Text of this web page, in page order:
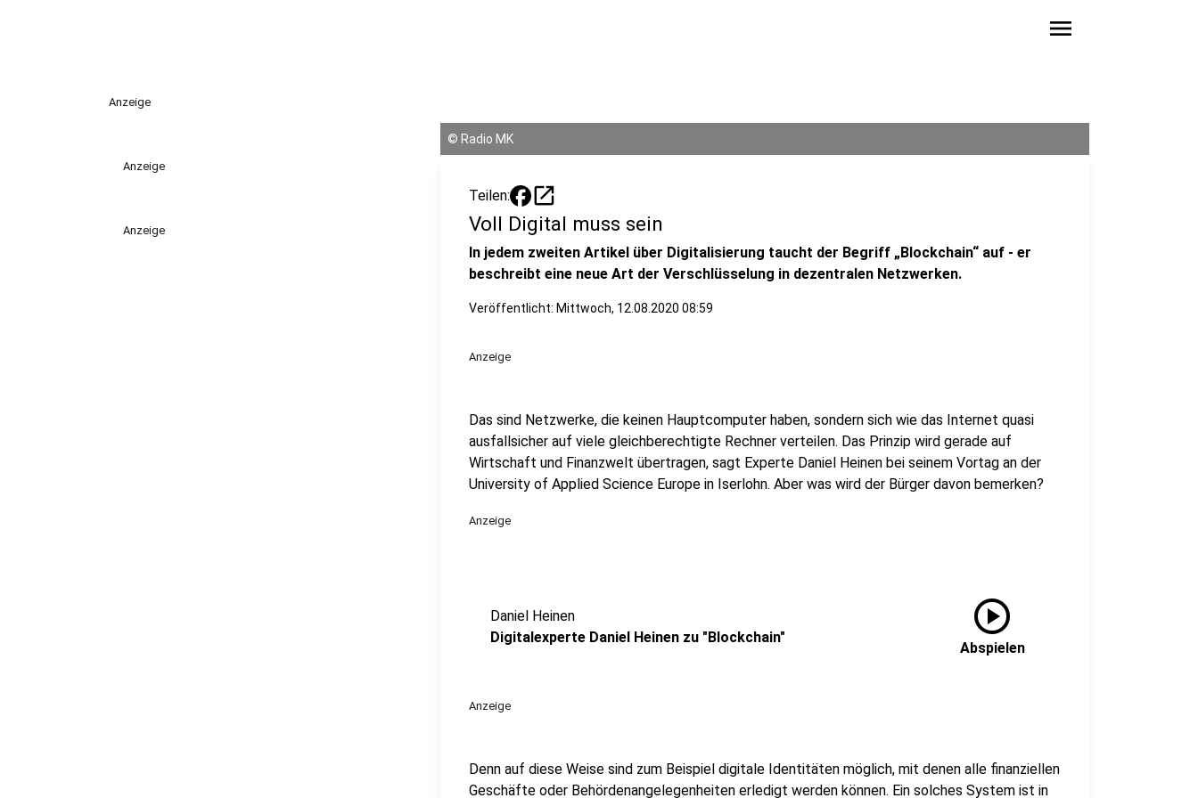
menu
Anzeige
Anzeige
Anzeige
© Radio MK
Teilen: open_in_new
Voll Digital muss sein
In jedem zweiten Artikel über Digitalisierung taucht der Begriff „Blockchain“ auf - er
beschreibt eine neue Art der Verschlüsselung in dezentralen Netzwerken.
Veröffentlicht: Mittwoch, 12.08.2020 08:59
Anzeige
Das sind Netzwerke, die keinen Hauptcomputer haben, sondern sich wie das Internet quasi
ausfallsicher auf viele gleichberechtigte Rechner verteilen. Das Prinzip wird gerade auf
Wirtschaft und Finanzwelt übertragen, sagt Experte Daniel Heinen bei seinem Vortag an der
University of Applied Science Europe in Iserlohn. Aber was wird der Bürger davon bemerken?
Anzeige
Daniel Heinen
Digitalexperte Daniel Heinen zu "Blockchain"
play_circle
Abspielen
Anzeige
Denn auf diese Weise sind zum Beispiel digitale Identitäten möglich, mit denen alle finanziellen
Geschäfte oder Behördenangelegenheiten erledigt werden können. Ein solches System ist in